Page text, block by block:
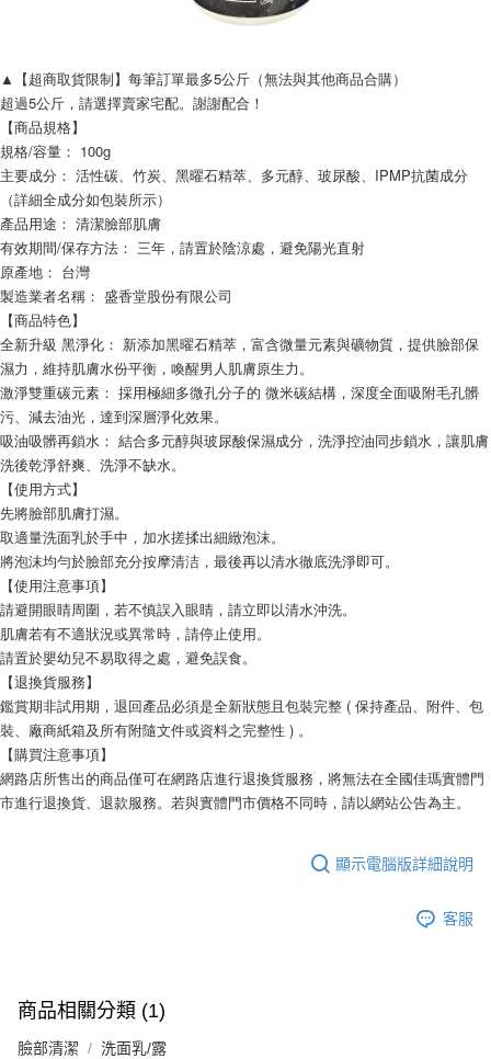
▲【超商取貨限制】每筆訂單最多5公斤（無法與其他商品合購）
超過5公斤，請選擇賣家宅配。謝謝配合！
【商品規格】
規格/容量： 100g
主要成分： 活性碳、竹炭、黑曜石精萃、多元醇、玻尿酸、IPMP抗菌成分
（詳細全成分如包裝所示）
產品用途： 清潔臉部肌膚
有效期間/保存方法： 三年，請置於陰涼處，避免陽光直射
原產地： 台灣
製造業者名稱： 盛香堂股份有限公司
【商品特色】
全新升級 黑淨化： 新添加黑曜石精萃，富含微量元素與礦物質，提供臉部保
濕力，維持肌膚水份平衡，喚醒男人肌膚原生力。
激淨雙重碳元素： 採用極細多微孔分子的 微米碳結構，深度全面吸附毛孔髒
污、減去油光，達到深層淨化效果。
吸油吸髒再鎖水： 結合多元醇與玻尿酸保濕成分，洗淨控油同步鎖水，讓肌膚
洗後乾淨舒爽、洗淨不缺水。
【使用方式】
先將臉部肌膚打濕。
取適量洗面乳於手中，加水搓揉出細緻泡沫。
將泡沫均勻於臉部充分按摩清洁，最後再以清水徹底洗淨即可。
【使用注意事項】
請避開眼睛周圍，若不慎誤入眼睛，請立即以清水沖洗。
肌膚若有不適狀況或異常時，請停止使用。
請置於嬰幼兒不易取得之處，避免誤食。
【退換貨服務】
鑑賞期非試用期，退回產品必須是全新狀態且包裝完整 ( 保持產品、附件、包
裝、廠商紙箱及所有附隨文件或資料之完整性 ) 。
【購買注意事項】
網路店所售出的商品僅可在網路店進行退換貨服務，將無法在全國佳瑪實體門
市進行退換貨、退款服務。若與實體門市價格不同時，請以網站公告為主。
顯示電腦版詳細說明
客服
商品相關分類 (1)
臉部清潔 洗面乳/露